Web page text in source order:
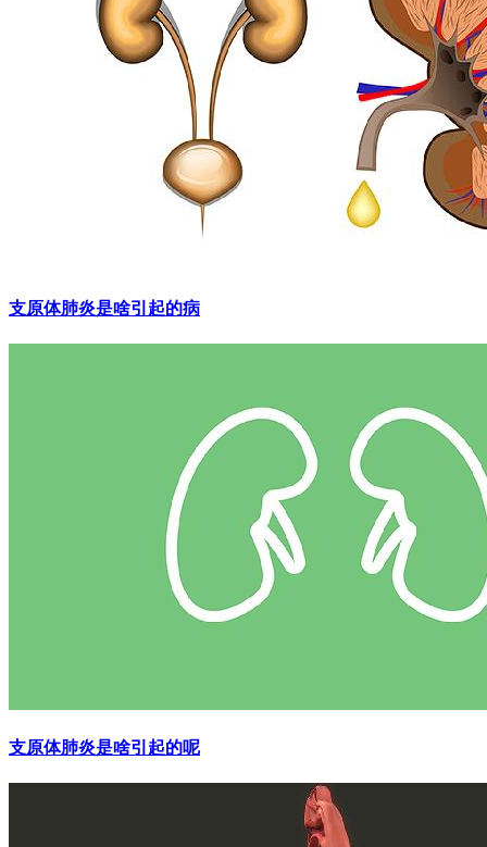
支原体肺炎是啥引起的病
支原体肺炎是啥引起的呢